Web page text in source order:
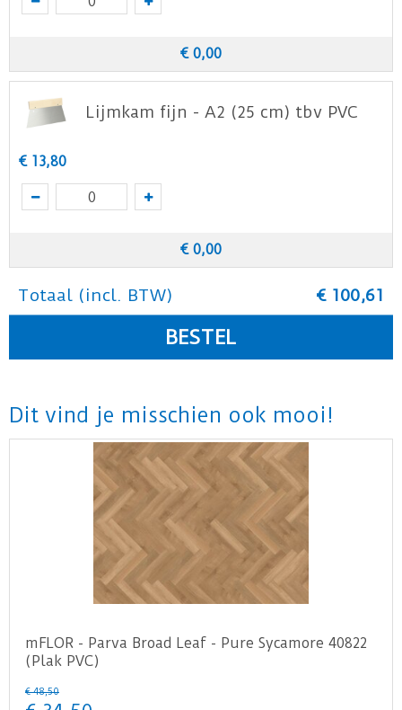
€ 0,00
Lijmkam fijn - A2 (25 cm) tbv PVC
€ 13,80
€ 0,00
Totaal (incl. BTW) € 100,61
Dit vind je misschien ook mooi!
mFLOR - Parva Broad Leaf - Pure Sycamore 40822
(Plak PVC)
€ 48,50